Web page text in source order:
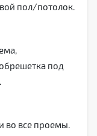
пол/потолок.
под
во все проемы.